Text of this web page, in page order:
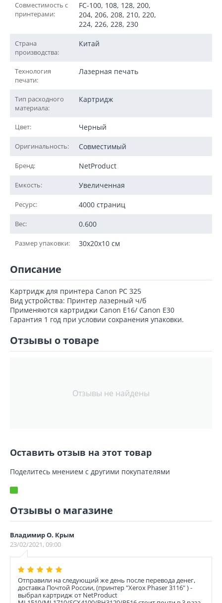
Совместимость с
принтерами:
FC-100, 108, 128, 200,
204, 206, 208, 210, 220,
224, 226, 228, 230
Страна
производства:
Китай
Технология
печати:
Лазерная печать
Тип расходного
материала:
Картридж
Цвет: Черный
Оригинальность: Совместимый
Бренд: NetProduct
Емкость: Увеличенная
Ресурс: 4000 страниц
Вес: 0.600
Размер упаковки: 30x20x10 см
Описание
Картридж для принтера Canon PC 325
Вид устройства: Принтер лазерный ч/б
Применяются картриджи Canon E16/ Canon E30
Гарантия 1 год при условии сохранения упаковки.
Отзывы о товаре
Отзывы не найдены
Оставить отзыв на этот товар
Поделитесь мнением с другими покупателями
Отзывы о магазине
Владимир О. Крым
23/02/2021, 09:00
Отправили на следующий же день после перевода денег,
доставка Почтой России, (принтер "Xerox Phaser 3116" ) -
выбрал картридж от NetProduct